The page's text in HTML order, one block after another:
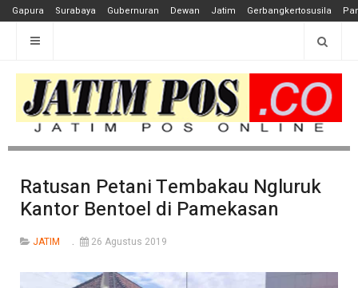
Gapura Surabaya Gubernuran Dewan Jatim Gerbangkertosusila
Ratusan Petani Tembakau Ngluruk
Kantor Bentoel di Pamekasan
JATIM 26 Agustus 2019